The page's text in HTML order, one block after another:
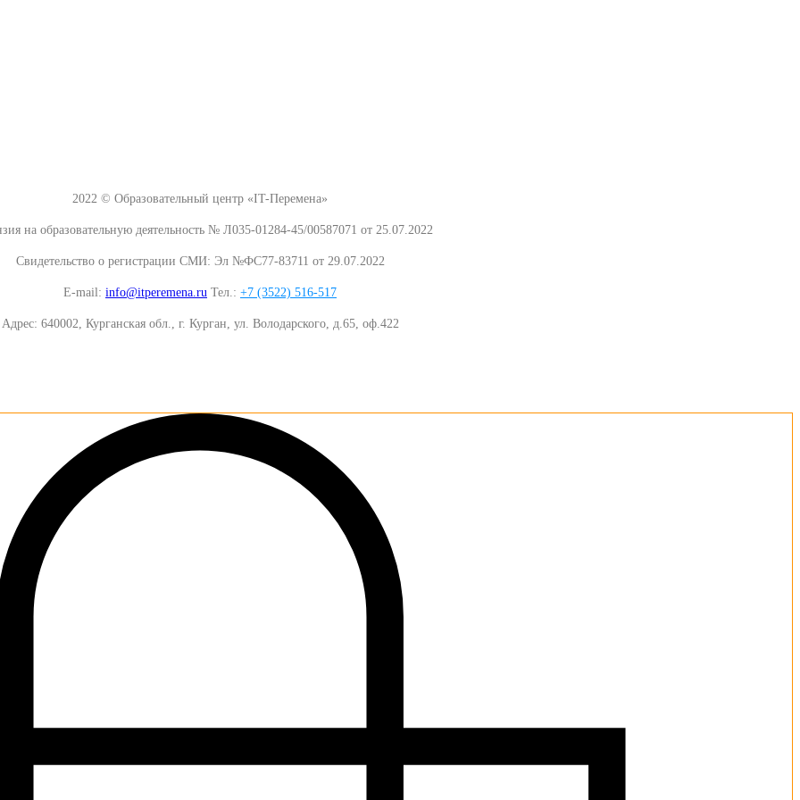
2022 © Образовательный центр «IT-Перемена»
на образовательную деятельность № Л035-01284-45/00587071 от 25.07.2022
Свидетельство о регистрации СМИ: Эл №ФС77-83711 от 29.07.2022
E-mail: info@itperemena.ru Тел.: +7 (3522) 516-517
Адрес: 640002, Курганская обл., г. Курган, ул. Володарского, д.65, оф.422